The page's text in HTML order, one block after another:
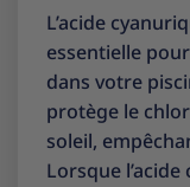
L’acide
essentielle
dans votre
protège le
soleil,
Lorsque